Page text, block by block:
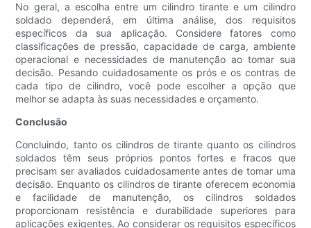
No geral, a escolha entre um cilindro tirante e um cilindro
soldado dependerá, em última análise, dos requisitos
específicos da sua aplicação. Considere fatores como
classificações de pressão, capacidade de carga, ambiente
operacional e necessidades de manutenção ao tomar sua
decisão. Pesando cuidadosamente os prós e os contras de
cada tipo de cilindro, você pode escolher a opção que
melhor se adapta às suas necessidades e orçamento.
Conclusão
Concluindo, tanto os cilindros de tirante quanto os cilindros
soldados têm seus próprios pontos fortes e fracos que
precisam ser avaliados cuidadosamente antes de tomar uma
decisão. Enquanto os cilindros de tirante oferecem economia
e facilidade de manutenção, os cilindros soldados
proporcionam resistência e durabilidade superiores para
aplicações exigentes. Ao considerar os requisitos específicos